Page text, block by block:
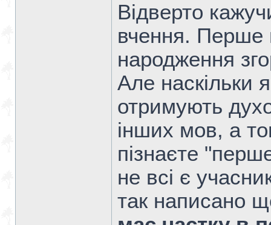
Відверто
вчення. Перше
народження
Але наскільки
отримують
інших мов, а
пізнаєте
не всі є
так написано